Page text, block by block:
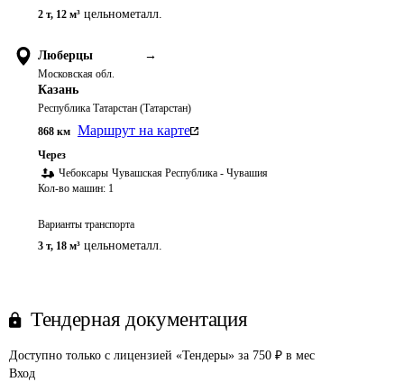
2 т, 12 м³ цельнометалл.
Люберцы →
Московская обл.
Казань
Республика Татарстан (Татарстан)
868 км Маршрут на карте
Через
Чебоксары Чувашская Республика - Чувашия
Кол-во машин: 1
Варианты транспорта
3 т, 18 м³ цельнометалл.
Тендерная документация
Доступно только с лицензией «Тендеры» за 750 ₽ в мес
Вход